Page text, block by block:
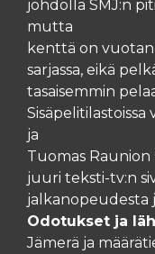
johdolla SMJ:n
mutta
kenttä on
sarjassa, eikä
tasaisemmin
ja
Tuomas
juuri teksti-tv:n
jalkanopeudesta
Odotukset ja
Jämerä ja